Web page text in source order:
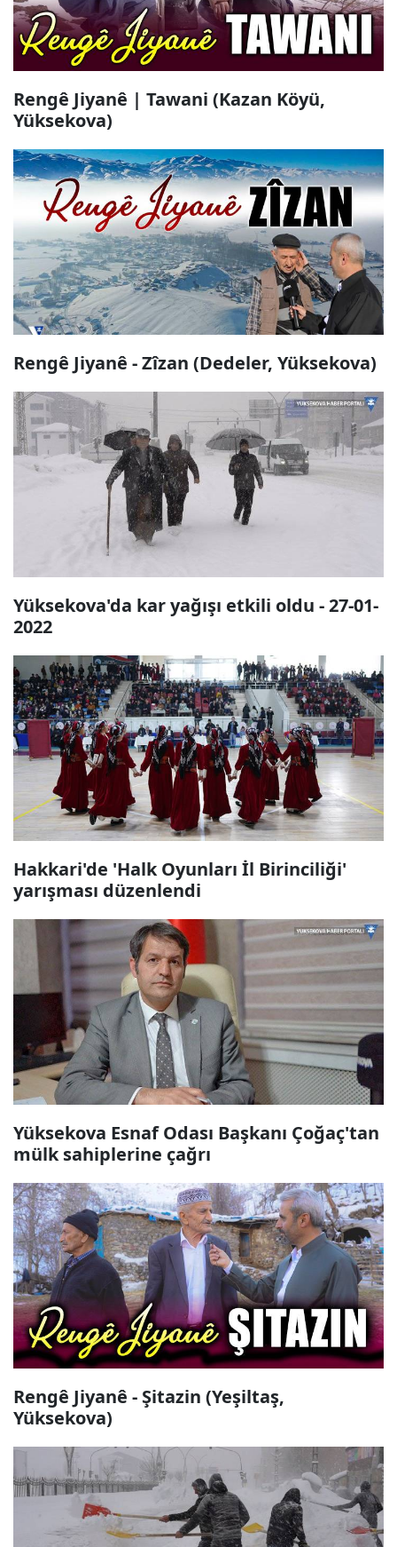
Rengê Jiyanê | Tawani (Kazan Köyü,
Yüksekova)
Rengê Jiyanê - Zîzan (Dedeler, Yüksekova)
Yüksekova'da kar yağışı etkili oldu - 27-01-
2022
Hakkari'de 'Halk Oyunları İl Birinciliği'
yarışması düzenlendi
Yüksekova Esnaf Odası Başkanı Çoğaç'tan
mülk sahiplerine çağrı
Rengê Jiyanê - Şitazin (Yeşiltaş,
Yüksekova)